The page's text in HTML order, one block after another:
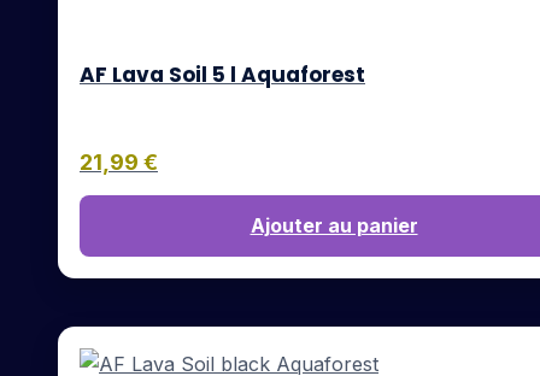
AF Lava Soil 5 l Aquaforest
21,99 €
Ajouter au panier